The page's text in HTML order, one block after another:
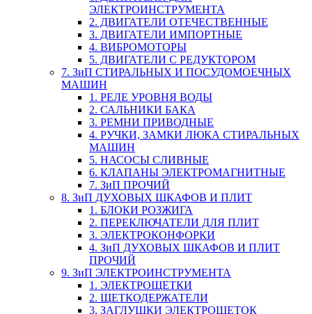
ЭЛЕКТРОИНСТРУМЕНТА
2. ДВИГАТЕЛИ ОТЕЧЕСТВЕННЫЕ
3. ДВИГАТЕЛИ ИМПОРТНЫЕ
4. ВИБРОМОТОРЫ
5. ДВИГАТЕЛИ С РЕДУКТОРОМ
7. ЗиП СТИРАЛЬНЫХ И ПОСУДОМОЕЧНЫХ
МАШИН
1. РЕЛЕ УРОВНЯ ВОДЫ
2. САЛЬНИКИ БАКА
3. РЕМНИ ПРИВОДНЫЕ
4. РУЧКИ, ЗАМКИ ЛЮКА СТИРАЛЬНЫХ
МАШИН
5. НАСОСЫ СЛИВНЫЕ
6. КЛАПАНЫ ЭЛЕКТРОМАГНИТНЫЕ
7. ЗиП ПРОЧИЙ
8. ЗиП ДУХОВЫХ ШКАФОВ И ПЛИТ
1. БЛОКИ РОЗЖИГА
2. ПЕРЕКЛЮЧАТЕЛИ ДЛЯ ПЛИТ
3. ЭЛЕКТРОКОНФОРКИ
4. ЗиП ДУХОВЫХ ШКАФОВ И ПЛИТ
ПРОЧИЙ
9. ЗиП ЭЛЕКТРОИНСТРУМЕНТА
1. ЭЛЕКТРОЩЕТКИ
2. ЩЕТКОДЕРЖАТЕЛИ
3. ЗАГЛУШКИ ЭЛЕКТРОЩЕТОК